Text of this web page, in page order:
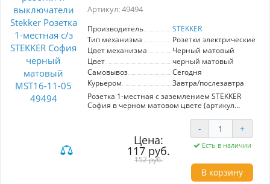
защитой IP20, делают его идеальным выбором
STEKKER София и обеспечьте себе стильное и
безопасное управление освещением!
Артикул: 49494
Производитель
STEKKER
Тип механизма
Розетки электрические
Цвет механизма
Черный матовый
Цвет
черный матовый
Самовывоз
Сегодня
Курьером
Завтра/послезавтра
Розетка 1-местная с заземлением STEKKER
София в черном матовом цвете (артикул
стильного и безопасного электроснабжения в
вашем интерьере. Модель MST16-11-05
сочетает в себе высокое качество и
современный дизайн, что позволяет
гармонично вписаться в любой интерьер.
Прочный механизм обеспечивает надежную
эксплуатацию, а элегантный черный матовый
Цена:
117 руб.
152 руб.
- +
Есть в наличии
В корзину